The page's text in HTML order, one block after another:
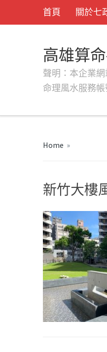
首頁 關於七
高雄算
聲明：本企業網
命理風水服務帳
Home »
新竹大樓